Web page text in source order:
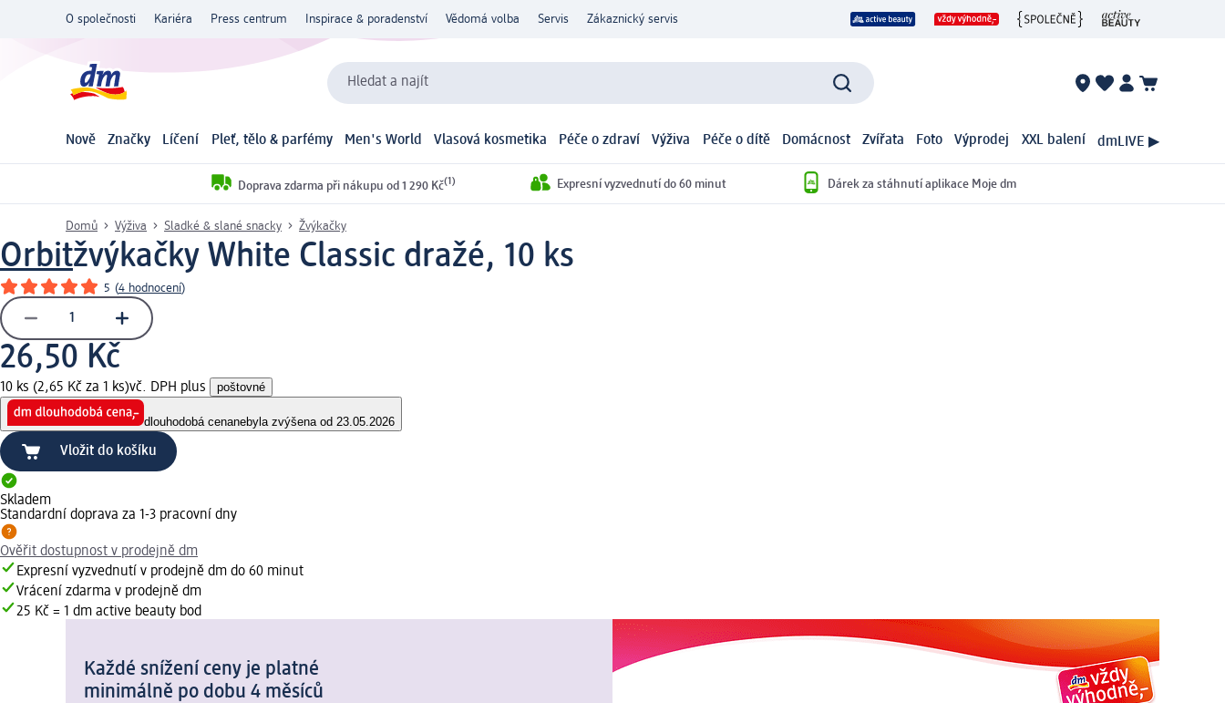
O společnosti Kariéra Press centrum Inspirace & poradenství Vědomá volba Servis Zákaznický servis
Hledat a najít
Nově Značky Líčení Pleť, tělo & parfémy Men's World Vlasová kosmetika Péče o zdraví Výživa Péče o dítě Domácnost Zvířata Foto Výprodej XXL balení dmLIVE ▶
Doprava zdarma při nákupu od 1 290 Kč(1) Expresní vyzvednutí do 60 minut Dárek za stáhnutí aplikace Moje dm
Domů Výživa Sladké & slané snacky Žvýkačky
Orbitžvýkačky White Classic dražé, 10 ks
5 (4 hodnocení)
26,50 Kč
10 ks (2,65 Kč za 1 ks)vč. DPH plus poštovné
dlouhodobá cenanebyla zvýšena od 23.05.2026
Vložit do košíku
Skladem
Standardní doprava za 1-3 pracovní dny
Ověřit dostupnost v prodejně dm
Expresní vyzvednutí v prodejně dm do 60 minut
Vrácení zdarma v prodejně dm
25 Kč = 1 dm active beauty bod
Každé snížení ceny je platné
minimálně po dobu 4 měsíců